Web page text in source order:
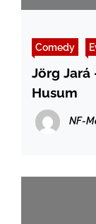
Comedy
Jörg Jará
Husum
NF-